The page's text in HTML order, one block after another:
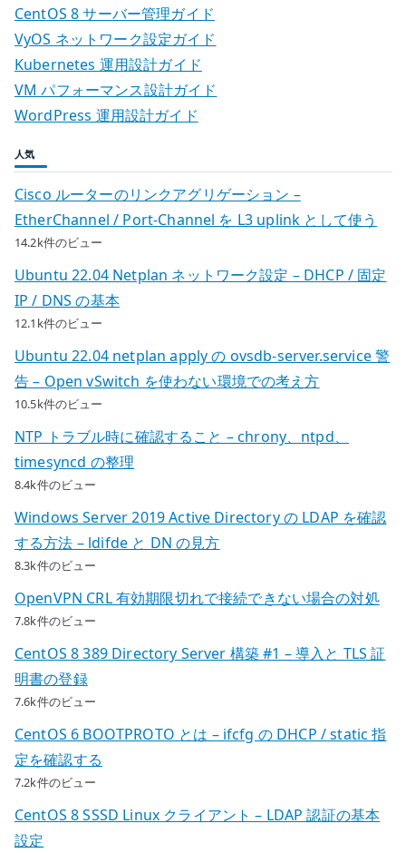
CentOS 8 サーバー管理ガイド
VyOS ネットワーク設定ガイド
Kubernetes 運用設計ガイド
VM パフォーマンス設計ガイド
WordPress 運用設計ガイド
人気
Cisco ルーターのリンクアグリゲーション –
EtherChannel / Port-Channel を L3 uplink として使う
14.2k件のビュー
Ubuntu 22.04 Netplan ネットワーク設定 – DHCP / 固定
IP / DNS の基本
12.1k件のビュー
Ubuntu 22.04 netplan apply の ovsdb-server.service 警
告 – Open vSwitch を使わない環境での考え方
10.5k件のビュー
NTP トラブル時に確認すること – chrony、ntpd、
timesyncd の整理
8.4k件のビュー
Windows Server 2019 Active Directory の LDAP を確認
する方法 – ldifde と DN の見方
8.3k件のビュー
OpenVPN CRL 有効期限切れで接続できない場合の対処
7.8k件のビュー
CentOS 8 389 Directory Server 構築 #1 – 導入と TLS 証
明書の登録
7.6k件のビュー
CentOS 6 BOOTPROTO とは – ifcfg の DHCP / static 指
定を確認する
7.2k件のビュー
CentOS 8 SSSD Linux クライアント – LDAP 認証の基本
設定